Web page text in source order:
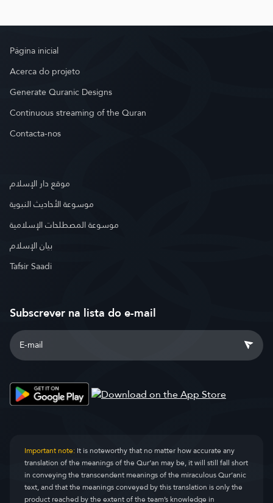
Página inicial
Acerca do projeto
Generate Quranic Designs
Continuous streaming of the Quran
Contacta-nos
موقع دار الإسلام
موسوعة الأحاديث النبوية
موسوعة المصطلحات الإسلامية
بيان الإسلام
Tafsir Saadi
Subscrever na lista do e-mail
Important note:It is noteworthy that no matter how accurate any
translation of the meanings of the Qur’an may be, it will still fall short
in conveying the transcendent meanings of the miraculous Qur’anic
text, and that the meanings conveyed by this translation is only the
product reached by the extent of the team’s knowledge in